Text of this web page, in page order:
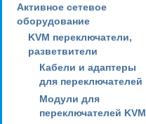
Активное сетевое
оборудование
KVM переключатели,
разветвители
Кабели и адаптеры
для переключателей
Модули для
переключателей KVM